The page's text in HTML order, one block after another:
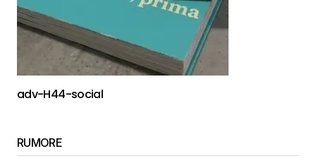
adv-H44-social
RUMORE